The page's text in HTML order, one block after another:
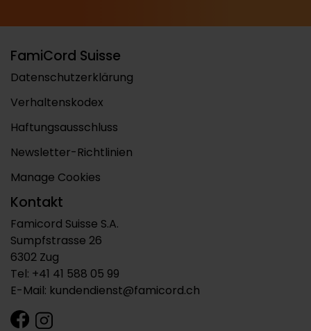
FamiCord Suisse
Datenschutzerklärung
Verhaltenskodex
Haftungsausschluss
Newsletter-Richtlinien
Manage Cookies
Kontakt
Famicord Suisse S.A.
Sumpfstrasse 26
6302 Zug
Tel: +41 41 588 05 99
E-Mail: kundendienst@famicord.ch